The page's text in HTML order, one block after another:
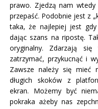
prawo. Zjedzą nam
przepaść. Podobnie jest z
taka, że najlepiej jest
dając szans na ripostę.
oryginalny. Zdarzają
zatrzymać, przykucnąć i
Zawsze należy się mieć
długich skoków z
ekran. Możemy być
pokraka ażeby nas